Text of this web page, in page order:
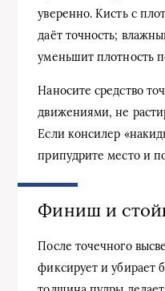
уверенно. Кисть с
даёт точность;
уменьшит плотность
Наносите средство
движениями, не
Если консилер
припудрите место и
Финиш и
После точечного
фиксирует и убирает